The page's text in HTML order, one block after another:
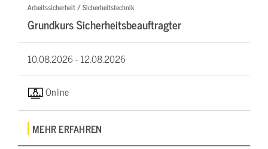
Arbeitssicherheit / Sicherheitstechnik
Grundkurs Sicherheitsbeauftragter
10.08.2026 -12.08.2026
Online
MEHR ERFAHREN